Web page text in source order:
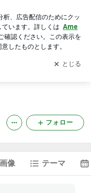
知
を受け取りまし
開く
フォロー
画像 テーマ